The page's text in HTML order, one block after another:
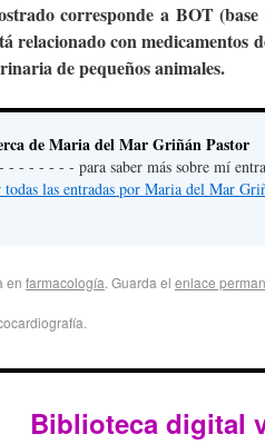
corresponde a BOT
relacionado con
de pequeños animales.
de Maria del Mar Griñán Pastor
- - - - - - - para saber más sobre mí
todas las entradas por Maria del Mar
en farmacología. Guarda el enlace
Biblioteca digital